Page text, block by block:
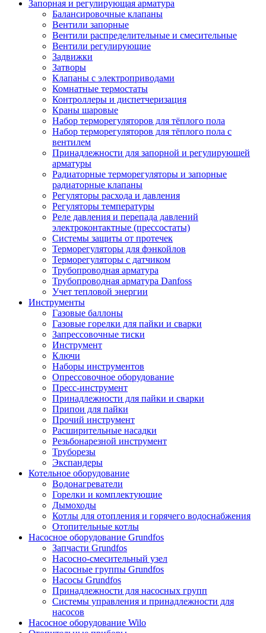
Запорная и регулирующая арматура
Балансировочные клапаны
Вентили запорные
Вентили распределительные и смесительные
Вентили регулирующие
Задвижки
Затворы
Клапаны с электроприводами
Комнатные термостаты
Контроллеры и диспетчеризация
Краны шаровые
Набор терморегуляторов для тёплого пола
Набор терморегуляторов для тёплого пола с
вентилем
Принадлежности для запорной и регулирующей
арматуры
Радиаторные терморегуляторы и запорные
радиаторные клапаны
Регуляторы расхода и давления
Регуляторы температуры
Реле давления и перепада давлений
электроконтактные (прессостаты)
Системы защиты от протечек
Терморегуляторы для фэнкойлов
Терморегуляторы с датчиком
Трубопроводная арматура
Трубопроводная арматура Danfoss
Учет тепловой энергии
Инструменты
Газовые баллоны
Газовые горелки для пайки и сварки
Запрессовочные тиски
Инструмент
Ключи
Наборы инструментов
Опрессовочное оборудование
Пресс-инструмент
Принадлежности для пайки и сварки
Припои для пайки
Прочий инструмент
Расширительные насадки
Резьбонарезной инструмент
Труборезы
Экспандеры
Котельное оборудование
Водонагреватели
Горелки и комплектующие
Дымоходы
Котлы для отопления и горячего водоснабжения
Отопительные котлы
Насосное оборудование Grundfos
Запчасти Grundfos
Насосно-смесительный узел
Насосные группы Grundfos
Насосы Grundfos
Принадлежности для насосных групп
Системы управления и принадлежности для
насосов
Насосное оборудование Wilo